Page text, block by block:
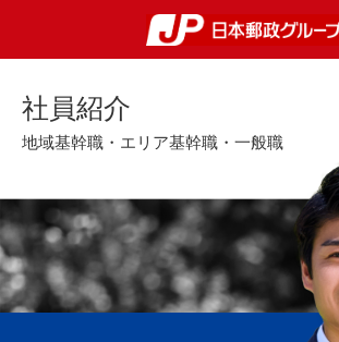
社員紹介
地域基幹職・エリア基幹職・一般職